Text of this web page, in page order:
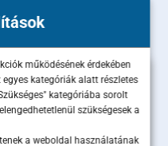
működésének érdekében
kategóriák alatt részletes
kategóriába sorolt
szükségesek a
a weboldal használatának